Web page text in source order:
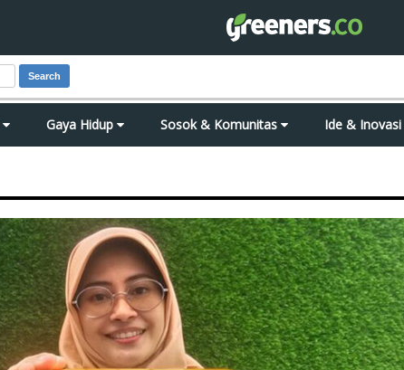
Search
Gaya Hidup Sosok & Komunitas Ide & Inovasi